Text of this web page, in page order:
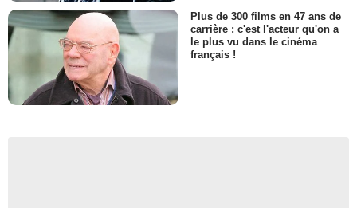
Plus de 300 films en 47 ans de
carrière : c'est l'acteur qu'on a
le plus vu dans le cinéma
français !